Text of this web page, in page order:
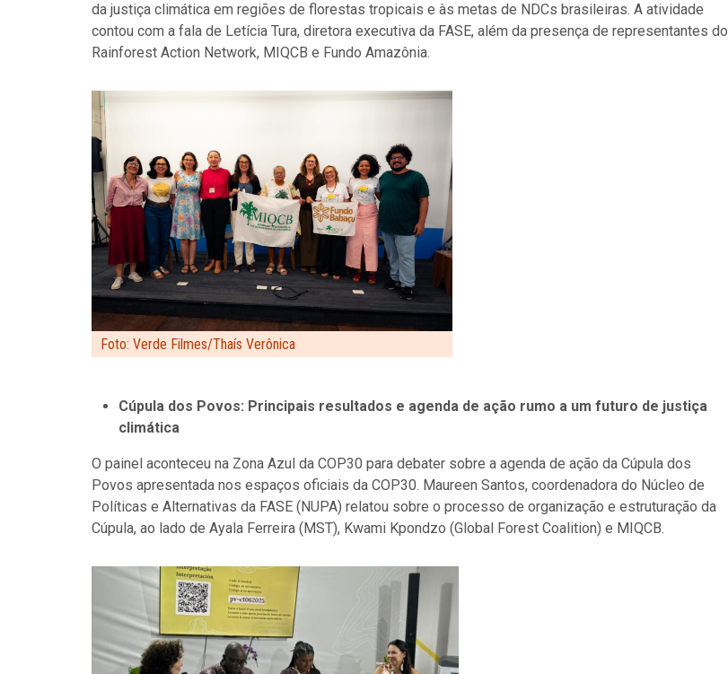
da justiça climática em regiões de florestas tropicais e às metas de NDCs brasileiras. A atividade
contou com a fala de Letícia Tura, diretora executiva da FASE, além da presença de representantes do
Rainforest Action Network, MIQCB e Fundo Amazônia.
Foto: Verde Filmes/Thaís Verônica
Cúpula dos Povos: Principais resultados e agenda de ação rumo a um futuro de justiça
climática
O painel aconteceu na Zona Azul da COP30 para debater sobre a agenda de ação da Cúpula dos
Povos apresentada nos espaços oficiais da COP30. Maureen Santos, coordenadora do Núcleo de
Políticas e Alternativas da FASE (NUPA) relatou sobre o processo de organização e estruturação da
Cúpula, ao lado de Ayala Ferreira (MST), Kwami Kpondzo (Global Forest Coalition) e MIQCB.